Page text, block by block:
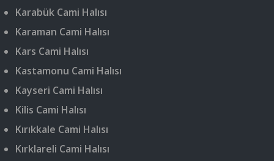
Karabük Cami Halısı
Karaman Cami Halısı
Kars Cami Halısı
Kastamonu Cami Halısı
Kayseri Cami Halısı
Kilis Cami Halısı
Kırıkkale Cami Halısı
Kırklareli Cami Halısı